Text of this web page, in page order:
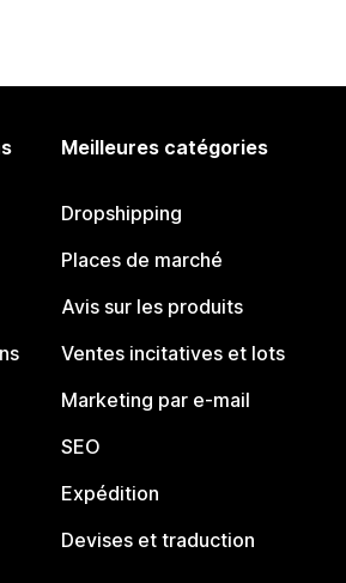
Meilleures catégories
Dropshipping
Places de marché
Avis sur les produits
Ventes incitatives et lots
Marketing par e-mail
SEO
Expédition
Devises et traduction